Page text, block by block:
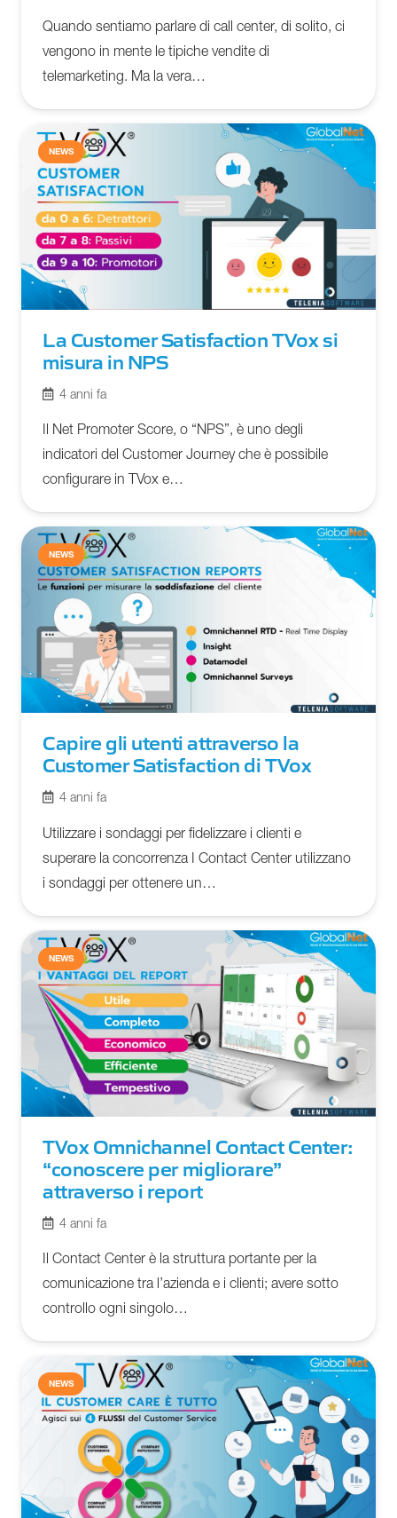
Quando sentiamo parlare di call center, di solito, ci
vengono in mente le tipiche vendite di
telemarketing. Ma la vera…
NEWS
La Customer Satisfaction TVox si
misura in NPS
4 anni fa
Il Net Promoter Score, o “NPS”, è uno degli
indicatori del Customer Journey che è possibile
configurare in TVox e…
NEWS
Capire gli utenti attraverso la
Customer Satisfaction di TVox
4 anni fa
Utilizzare i sondaggi per fidelizzare i clienti e
superare la concorrenza I Contact Center utilizzano
i sondaggi per ottenere un…
NEWS
TVox Omnichannel Contact Center:
“conoscere per migliorare”
attraverso i report
4 anni fa
Il Contact Center è la struttura portante per la
comunicazione tra l’azienda e i clienti; avere sotto
controllo ogni singolo…
NEWS